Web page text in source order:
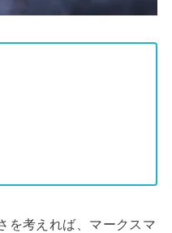
を考えれば、マークスマ